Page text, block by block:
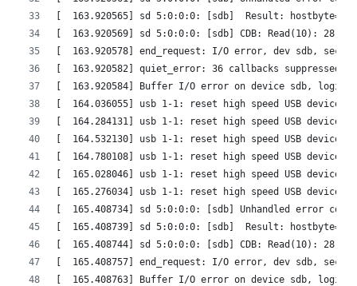
[  163.920565] sd 5:0:0:0: [sdb]  Result:
[  163.920569] sd 5:0:0:0: [sdb] CDB: Read(10): 28 00
[  163.920578] end_request: I/O error, dev sdb,
[  163.920582] quiet_error: 36 callbacks suppressed
[  163.920584] Buffer I/O error on device sdb,
[  164.036055] usb 1-1: reset high speed USB device
[  164.284131] usb 1-1: reset high speed USB device
[  164.532130] usb 1-1: reset high speed USB device
[  164.780108] usb 1-1: reset high speed USB device
[  165.028046] usb 1-1: reset high speed USB device
[  165.276034] usb 1-1: reset high speed USB device
[  165.408734] sd 5:0:0:0: [sdb] Unhandled error code
[  165.408739] sd 5:0:0:0: [sdb]  Result:
[  165.408744] sd 5:0:0:0: [sdb] CDB: Read(10): 28 00
[  165.408757] end_request: I/O error, dev sdb,
[  165.408763] Buffer I/O error on device sdb,